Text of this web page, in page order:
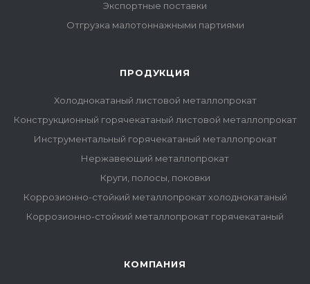
Экспортные поставки
Отгрузка малотоннажными партиями
ПРОДУКЦИЯ
Холоднокатаный листовой металлопрокат
Конструкционный горячекатаный листовой металлопрокат
Инструментальный горячекатаный металлопрокат
Нержавеющий металлопрокат
Круги, полосы, поковки
Коррозионно-стойкий металлопрокат холоднокатаный
Коррозионно-стойкий металлопрокат горячекатаный
КОМПАНИЯ